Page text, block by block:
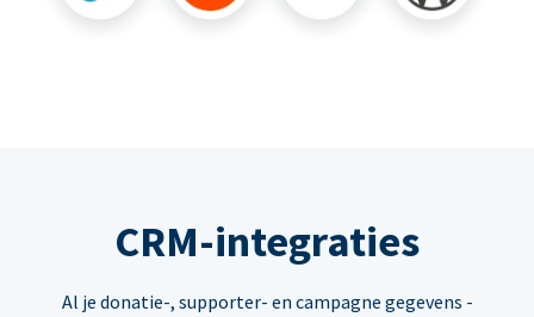
CRM-integraties
Al je donatie-, supporter- en campagne gegevens -